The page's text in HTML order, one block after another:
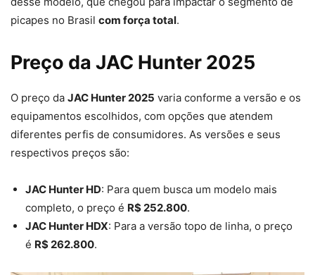
picapes no Brasil com força total.
Preço da JAC Hunter 2025
O preço da JAC Hunter 2025 varia conforme a versão e os
equipamentos escolhidos, com opções que atendem
diferentes perfis de consumidores. As versões e seus
respectivos preços são:
JAC Hunter HD: Para quem busca um modelo mais
completo, o preço é R$ 252.800.
JAC Hunter HDX: Para a versão topo de linha, o preço
é R$ 262.800.